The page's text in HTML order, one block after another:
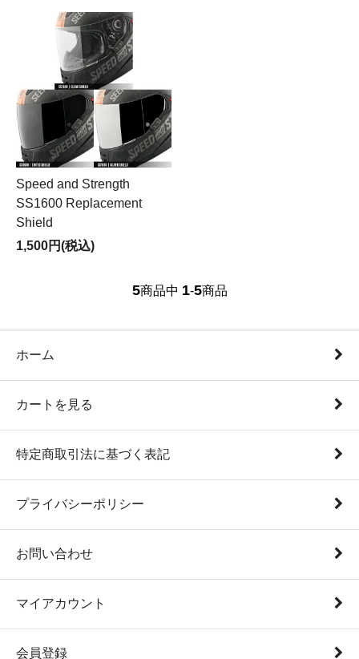
Speed and Strength
SS1600 Replacement
Shield
1,500円(税込)
5商品中 1-5商品
ホーム
カートを見る
特定商取引法に基づく表記
プライバシーポリシー
お問い合わせ
マイアカウント
会員登録